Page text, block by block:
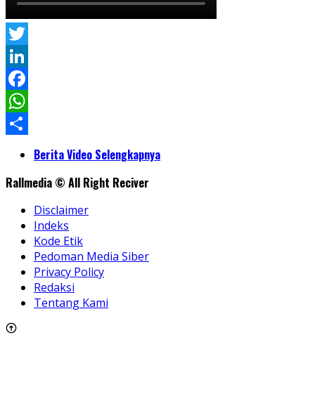
Twitter
LinkedIn
Facebook
WhatsApp
ShareBerita Video Selengkapnya
Rallmedia © All Right Reciver
Disclaimer
Indeks
Kode Etik
Pedoman Media Siber
Privacy Policy
Redaksi
Tentang Kami